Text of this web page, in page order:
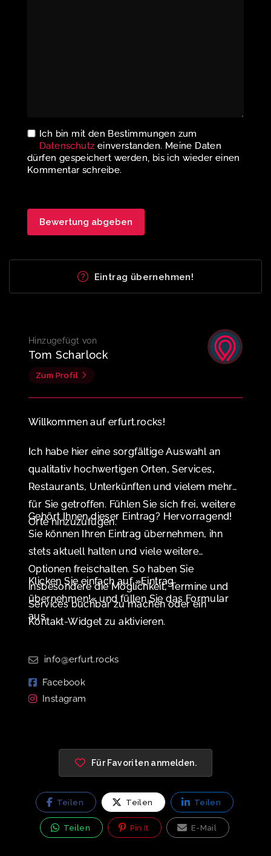
Ich bin mit den Bestimmungen zum
Datenschutz einverstanden. Meine Daten
dürfen gespeichert werden, bis ich wieder einen
Kommentar schreibe.
Eintrag übernehmen!
Hinzugefügt von
Tom Scharlock
Zum Profil
Willkommen auf erfurt.rocks!
Ich habe hier eine sorgfältige Auswahl an
qualitativ hochwertigen Orten, Services,
Restaurants, Unterkünften und vielem mehr
für Sie getroffen. Fühlen Sie sich frei, weitere
Orte hinzuzufügen.
Gehört Ihnen dieser Eintrag? Hervorragend!
Sie können Ihren Eintrag übernehmen, ihn
stets aktuell halten und viele weitere
Optionen freischalten. So haben Sie
insbesondere die Möglichkeit, Termine und
Services buchbar zu machen oder ein
Kontakt-Widget zu aktivieren.
Klicken Sie einfach auf »Eintrag
übernehmen!« und füllen Sie das Formular
aus.
info@erfurt.rocks
Facebook
Instagram
Für Favoriten anmelden.
Teilen Teilen Teilen
Teilen Pin It E-Mail